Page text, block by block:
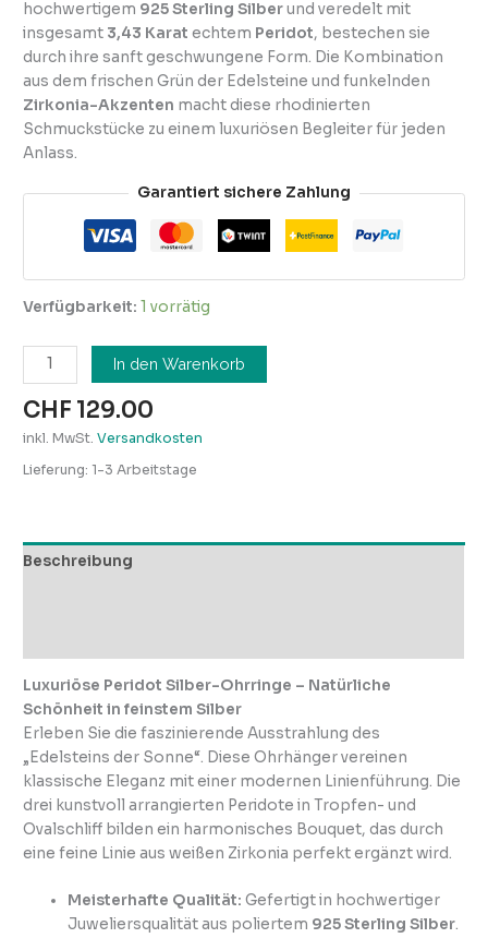
hochwertigem 925 Sterling Silberund veredelt mit
insgesamt 3,43 Karat echtem Peridot, bestechen sie
durch ihre sanft geschwungene Form. Die Kombination
aus dem frischen Grün der Edelsteine und funkelnden
Zirkonia-Akzenten macht diese rhodinierten
Schmuckstücke zu einem luxuriösen Begleiter für jeden
Anlass.
Garantiert sichere Zahlung
Verfügbarkeit: 1 vorrätig
In den Warenkorb
CHF 129.00
inkl. MwSt. Versandkosten
Lieferung:1-3 Arbeitstage
Beschreibung
Luxuriöse Peridot Silber-Ohrringe – Natürliche
Schönheit in feinstem Silber
Erleben Sie die faszinierende Ausstrahlung des
„Edelsteins der Sonne“. Diese Ohrhänger vereinen
klassische Eleganz mit einer modernen Linienführung. Die
drei kunstvoll arrangierten Peridote in Tropfen- und
Ovalschliff bilden ein harmonisches Bouquet, das durch
eine feine Linie aus weißen Zirkonia perfekt ergänzt wird.
Meisterhafte Qualität: Gefertigt in hochwertiger
Juweliersqualität aus poliertem 925 Sterling Silber.